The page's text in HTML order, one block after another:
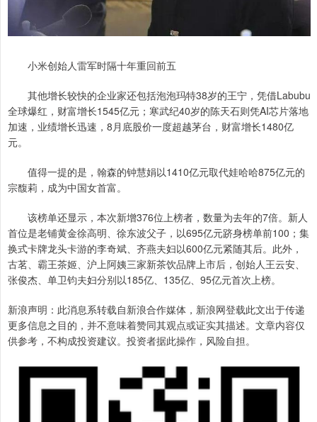
小米创始人雷军时隔十年重回前五
其他增长较快的企业家还包括泡泡玛特38岁的王宁，凭借Labubu
全球爆红，财富增长1545亿元；寒武纪40岁的陈天石则凭AI芯片落地
加速，业绩增长迅速，8月底股价一度超越茅台，财富增长1480亿
元。
值得一提的是，翰森的钟慧娟以1410亿元取代娃哈哈875亿元的
宗馥莉，成为中国女首富。
该榜单还显示，本次新增376位上榜者，数量为去年的7倍。新人
首位是老铺黄金徐高明、徐东波父子，以695亿元跻身榜单前100；集
换式卡牌龙头卡游的李奇斌、齐燕夫妇以600亿元紧随其后。此外，
古茗、霸王茶姬、沪上阿姨三家新茶饮品牌上市后，创始人王云安、
张俊杰、单卫钧夫妇分别以185亿、135亿、95亿元首次上榜。
新浪声明：此消息系转载自新浪合作媒体，新浪网登载此文出于传递
更多信息之目的，并不意味着赞同其观点或证实其描述。文章内容仅
供参考，不构成投资建议。投资者据此操作，风险自担。